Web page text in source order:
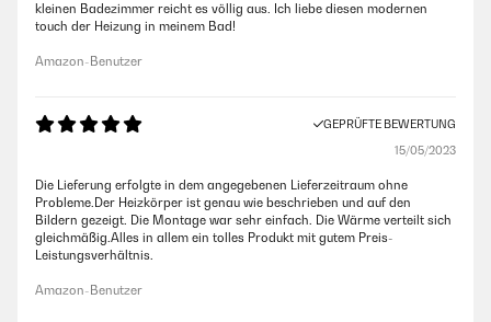
kleinen Badezimmer reicht es völlig aus. Ich liebe diesen modernen
touch der Heizung in meinem Bad!
Amazon-Benutzer
GEPRÜFTE BEWERTUNG
15/05/2023
Die Lieferung erfolgte in dem angegebenen Lieferzeitraum ohne
Probleme.Der Heizkörper ist genau wie beschrieben und auf den
Bildern gezeigt. Die Montage war sehr einfach. Die Wärme verteilt sich
gleichmäßig.Alles in allem ein tolles Produkt mit gutem Preis-
Leistungsverhältnis.
Amazon-Benutzer